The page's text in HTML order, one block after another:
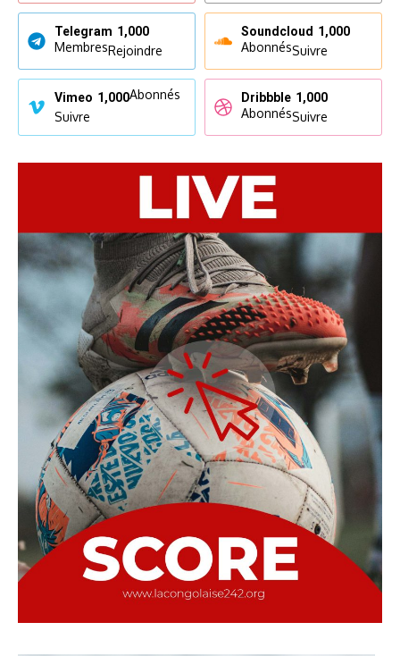
Telegram 1,000
MembresRejoindre
Soundcloud 1,000
AbonnésSuivre
Vimeo 1,000Abonnés
Suivre
Dribbble 1,000
AbonnésSuivre